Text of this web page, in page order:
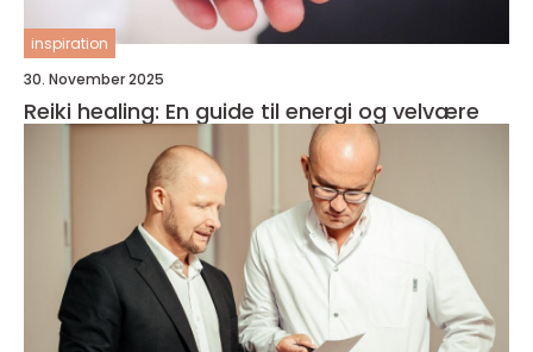
inspiration
30. November 2025
Reiki healing: En guide til energi og velvære